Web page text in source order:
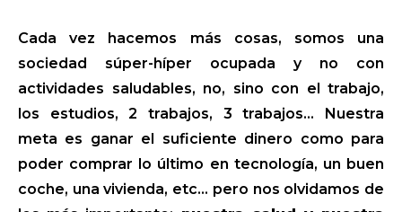
Cada vez hacemos más cosas, somos una
sociedad súper-híper ocupada y no con
actividades saludables, no, sino con el trabajo,
los estudios, 2 trabajos, 3 trabajos… Nuestra
meta es ganar el suficiente dinero como para
poder comprar lo último en tecnología, un buen
coche, una vivienda, etc… pero nos olvidamos de